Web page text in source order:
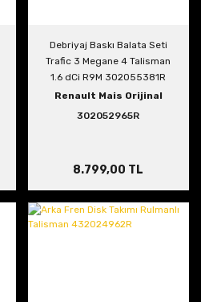
Debriyaj Baskı Balata Seti
Trafic 3 Megane 4 Talisman
1.6 dCi R9M 302055381R
302052965R
Renault Mais Orijinal
302052965R
8.799,00 TL